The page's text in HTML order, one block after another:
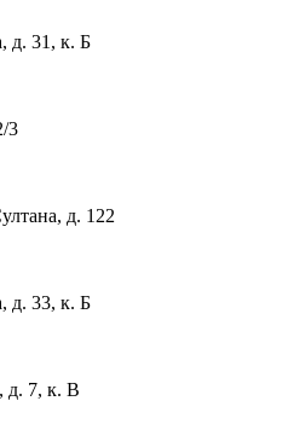
д. 31, к. Б
3
д. 122
д. 33, к. Б
д. 7, к. В